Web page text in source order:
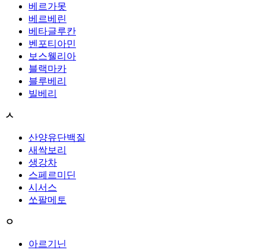
베르가못
베르베린
베타글루칸
벤포티아민
보스웰리아
블랙마카
블루베리
빌베리
ㅅ
산양유단백질
새싹보리
생강차
스페르미딘
시서스
쏘팔메토
ㅇ
아르기닌